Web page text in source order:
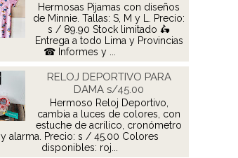
Hermosas Pijamas con diseños
de Minnie. Tallas: S, M y L. Precio:
s / 89.90 Stock limitado 🛵
Entrega a todo Lima y Provincias
☎ Informes y ...
RELOJ DEPORTIVO PARA
DAMA s/45.00
Hermoso Reloj Deportivo,
cambia a luces de colores, con
estuche de acrílico, cronómetro
y alarma. Precio: s / 45.00 Colores
disponibles: roj...